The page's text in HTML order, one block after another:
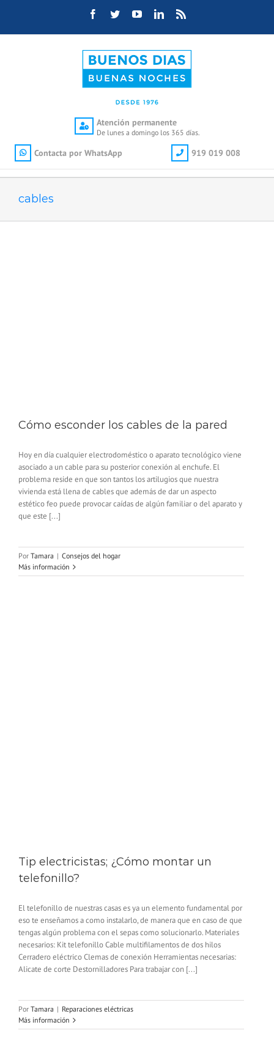
Facebook
TwitterYouTubeLinkedIn
Atención permanente
De lunes a domingo los 365 días.
Contacta por WhatsApp 919 019 008
cables
Cómo esconder los cables de la pared
Hoy en día cualquier electrodoméstico o aparato tecnológico viene
asociado a un cable para su posterior conexión al enchufe. El
problema reside en que son tantos los artilugios que nuestra
vivienda está llena de cables que además de dar un aspecto
estético feo puede provocar caídas de algún familiar o del aparato y
que este [...]
Por Tamara | Consejos del hogar
Más información
Tip electricistas; ¿Cómo montar un
telefonillo?
El telefonillo de nuestras casas es ya un elemento fundamental por
eso te enseñamos a como instalarlo, de manera que en caso de que
tengas algún problema con el sepas como solucionarlo. Materiales
necesarios: Kit telefonillo Cable multifilamentos de dos hilos
Cerradero eléctrico Clemas de conexión Herramientas necesarias:
Alicate de corte Destornilladores Para trabajar con [...]
Por Tamara | Reparaciones eléctricas
Más información